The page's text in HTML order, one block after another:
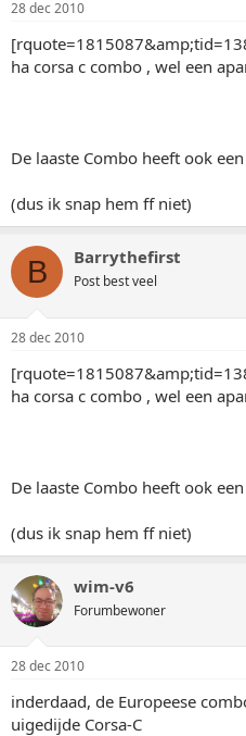
28 dec 2010
ha corsa c combo , wel een
De laaste Combo heeft ook
(dus ik snap hem ff niet)
B Barrythefirst
Post best veel
28 dec 2010
ha corsa c combo , wel een
De laaste Combo heeft ook
(dus ik snap hem ff niet)
wim-v6
Forumbewoner
28 dec 2010
inderdaad, de Europeese
uigedijde Corsa-C